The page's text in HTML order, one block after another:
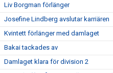
Liv Borgman förlänger
Josefine Lindberg avslutar karriären
Kvintett förlänger med damlaget
Bakai tackades av
Damlaget klara för division 2